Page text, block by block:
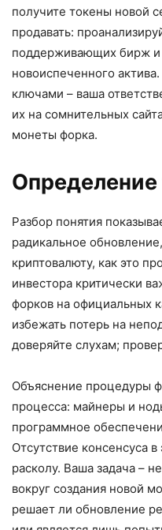
получите токены новой
продавать:
поддерживающих бирж и
новоиспеченного
ключами – ваша
их на сомнительных
монеты форка.
Разбор понятия
радикальное
криптовалюту, как это
инвестора критически
форков на официальных
избежать потерь на
доверяйте слухам;
Объяснение процедуры
процесса: майнеры и
программное
Отсутствие консенсуса
расколу. Ваша задача –
вокруг создания новой
решает ли обновление